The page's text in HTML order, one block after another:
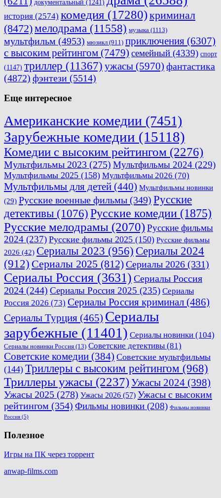
документальный (1241)
история (2574) комедия (17280)криминал
(8472)мелодрама (11558) музыка (1113)
мультфильм (4953) мюзикл (911) приключения (6307)
с высоким рейтингом (7479) семейный (4339) спорт
(1147) триллер (11367) ужасы (5970) фантастика
(4872) фэнтези (5514)
Еще интересное
Американские комедии (7451)
Зарубежные комедии (15118)
Комедии с высоким рейтингом (2276)
Мультфильмы 2023 (275) Мультфильмы 2024 (229)
Мультфильмы 2025 (158) Мультфильмы 2026 (70)
Мультфильмы для детей (440) Мультфильмы новинки
(29) Русские военные фильмы (349) Русские
детективы (1076)Русские комедии (1875)
Русские мелодрамы (2070)Русские фильмы
2024 (237) Русские фильмы 2025 (150) Русские фильмы
2026 (42) Сериалы 2023 (956) Сериалы 2024
(912) Сериалы 2025 (812)Сериалы 2026 (331)
Сериалы Россия (3631) Сериалы Россия
2024 (244) Сериалы Россия 2025 (235) Сериалы
Россия 2026 (73) Сериалы Россия криминал (486)
Сериалы Турция (465) Сериалы
зарубежные (11401) Сериалы новинки (104)
Сериалы новинки Россия (13) Советские детективы (81)
Советские комедии (384) Советские мультфильмы
(144) Триллеры с высоким рейтингом (968)
Триллеры ужасы (2237)Ужасы 2024 (398)
Ужасы 2025 (278) Ужасы 2026 (57) Ужасы с высоким
рейтингом (354) Фильмы новинки (208) Фильмы новинки
Россия (5)
Полезное
Игры на ПК через торрент
anwap-films.com